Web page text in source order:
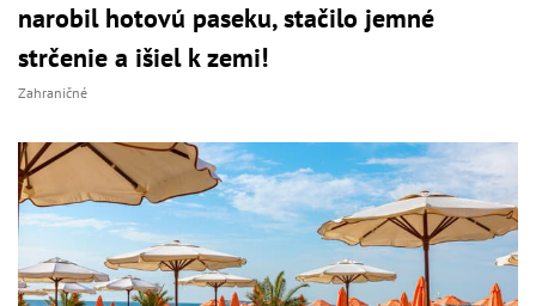
narobil hotovú paseku, stačilo jemné
strčenie a išiel k zemi!
Zahraničné